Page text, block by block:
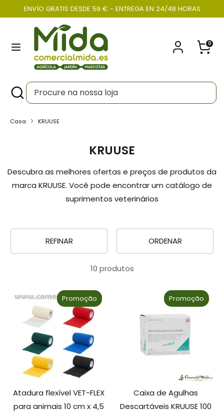
para
conteúdo
ENVÍO GRATIS DESDE 59 € - ENTREGA EN 24/48 HORAS
0
Moeda
PORTUGAL (EUR €)
ProcurarProcure
na
loja
ProcurarProcure
na
Fechar
Casa KRUUSE
KRUUSE
Descubra as melhores ofertas e preços de produtos da
marca KRUUSE. Você pode encontrar um catálogo de
suprimentos veterinários
REFINAR ORDENAR
10 produtos
Atadura flexível VET-FLEX
para animais 10 cm x 4,5
Promoção
Caixa de Agulhas
Descartáveis KRUUSE 100
Promoção